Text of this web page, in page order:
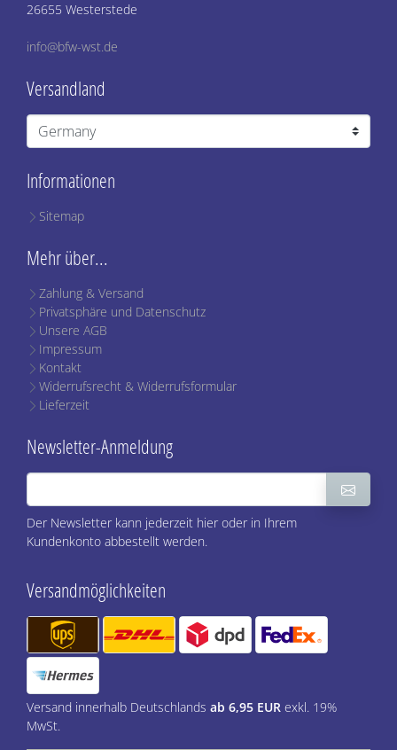
Informationen
Sitemap
Mehr über...
Zahlung & Versand
Privatsphäre und Datenschutz
Unsere AGB
Impressum
Kontakt
Widerrufsrecht & Widerrufsformular
Lieferzeit
26655 Westerstede
info@bfw-wst.de
Versandland
Newsletter-Anmeldung
Der Newsletter kann jederzeit hier oder in Ihrem
Kundenkonto abbestellt werden.
Versandmöglichkeiten
Versand innerhalb Deutschlands ab 6,95 EUR exkl. 19%
MwSt.